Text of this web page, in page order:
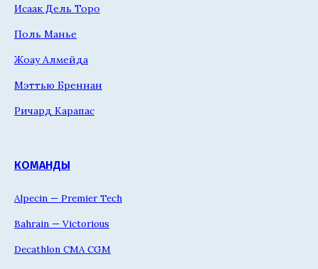
Исаак Дель Торо
Поль Манье
Жоау Алмейда
Мэттью Бреннан
Ричард Карапас
КОМАНДЫ
Alpecin — Premier Tech
Bahrain — Victorious
Decathlon CMA CGM